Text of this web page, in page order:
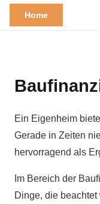
Home
Ein Eigenheim
Gerade in Zeiten
hervorragend als
Im Bereich der
Dinge, die